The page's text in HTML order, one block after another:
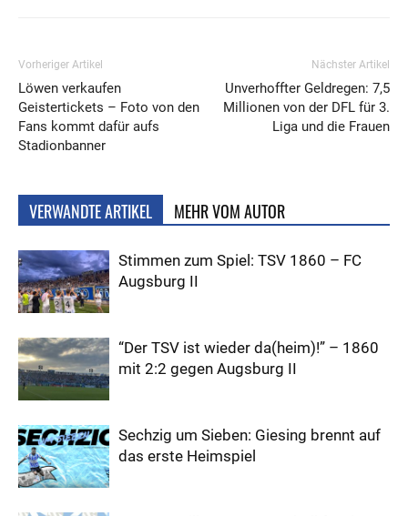
Vorheriger Artikel
Löwen verkaufen
Geistertickets – Foto von den
Fans kommt dafür aufs
Stadionbanner
Nächster Artikel
Unverhoffter Geldregen: 7,5
Millionen von der DFL für 3.
Liga und die Frauen
VERWANDTE ARTIKEL MEHR VOM AUTOR
Stimmen zum Spiel: TSV 1860 – FC
Augsburg II
“Der TSV ist wieder da(heim)!” – 1860
mit 2:2 gegen Augsburg II
Sechzig um Sieben: Giesing brennt auf
das erste Heimspiel